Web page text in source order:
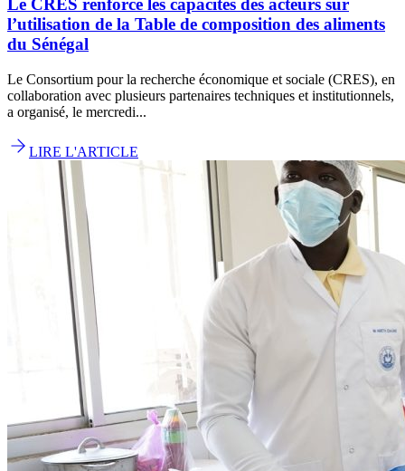
Le CRES renforce les capacités des acteurs sur
l’utilisation de la Table de composition des aliments
du Sénégal
Le Consortium pour la recherche économique et sociale (CRES), en
collaboration avec plusieurs partenaires techniques et institutionnels,
a organisé, le mercredi...
LIRE L'ARTICLE